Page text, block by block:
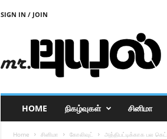
SIGN IN / JOIN
u
HOME நிகழ்வுகள் சினிமா
Home சினிமா கோலிவுட் அத்திபட்டிக்காக பல